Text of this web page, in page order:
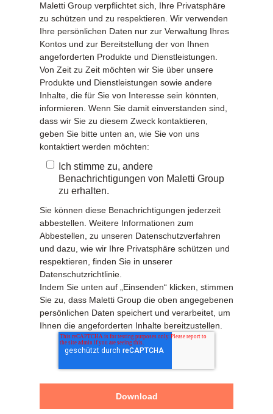
Maletti Group verpflichtet sich, Ihre Privatsphäre
zu schützen und zu respektieren. Wir verwenden
Ihre persönlichen Daten nur zur Verwaltung Ihres
Kontos und zur Bereitstellung der von Ihnen
angeforderten Produkte und Dienstleistungen.
Von Zeit zu Zeit möchten wir Sie über unsere
Produkte und Dienstleistungen sowie andere
Inhalte, die für Sie von Interesse sein könnten,
informieren. Wenn Sie damit einverstanden sind,
dass wir Sie zu diesem Zweck kontaktieren,
geben Sie bitte unten an, wie Sie von uns
kontaktiert werden möchten:
Ich stimme zu, andere
Benachrichtigungen von Maletti Group
zu erhalten.
Sie können diese Benachrichtigungen jederzeit
abbestellen. Weitere Informationen zum
Abbestellen, zu unseren Datenschutzverfahren
und dazu, wie wir Ihre Privatsphäre schützen und
respektieren, finden Sie in unserer
Datenschutzrichtlinie.
Indem Sie unten auf „Einsenden“ klicken, stimmen
Sie zu, dass Maletti Group die oben angegebenen
persönlichen Daten speichert und verarbeitet, um
Ihnen die angeforderten Inhalte bereitzustellen.